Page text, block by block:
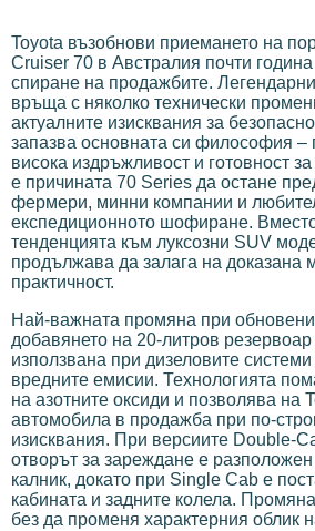
Toyota възобнови приемането на
Cruiser 70 в Австралия почти
спиране на продажбите.
връща с няколко технически
актуалните изисквания за
запазва основната си философия –
висока издръжливост и готовност
е причината 70 Series да остане
фермери, минни компании и
експедиционното шофиране.
тенденцията към луксозни SUV
продължава да залага на доказана
практичност.
Най-важната промяна при
добавянето на 20-литров резервоар
използвана при дизеловите
вредните емисии. Технологията
на азотните оксиди и позволява на
автомобила в продажба при по-
изисквания. При версиите Double-
отворът за зареждане е
калник, докато при Single Cab е
кабината и задните колела.
без да променя характерния облик